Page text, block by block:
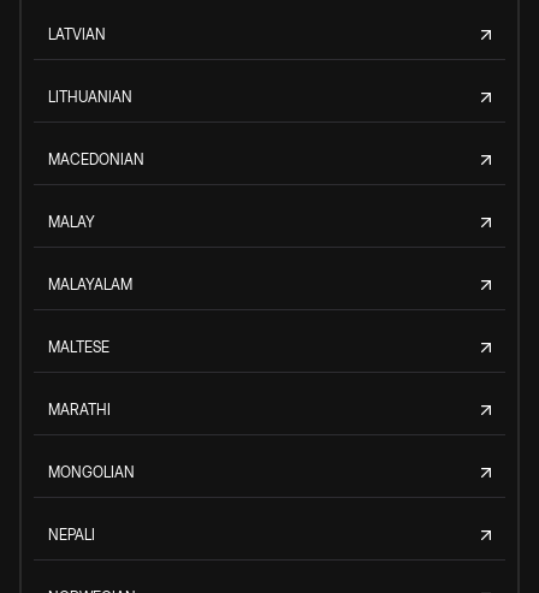
LATVIAN
LITHUANIAN
MACEDONIAN
MALAY
MALAYALAM
MALTESE
MARATHI
MONGOLIAN
NEPALI